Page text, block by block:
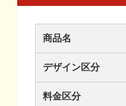
商品名
デザイン区分
料金区分